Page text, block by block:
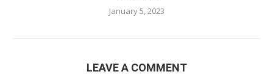
January 5, 2023
LEAVE A COMMENT